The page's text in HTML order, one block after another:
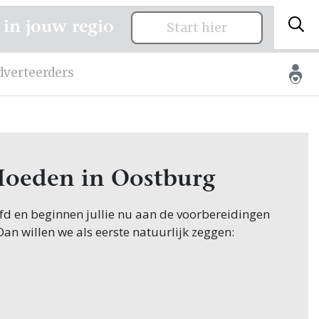
in jouw regio Start hier
in Oostburg
en beginnen jullie nu aan de voorbereidingen
willen we als eerste natuurlijk zeggen:
hun zoektocht naar Hoeden, en jullie